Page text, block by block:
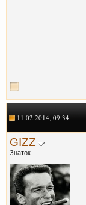
11.02.2014, 09:34
GIZZ
Знаток